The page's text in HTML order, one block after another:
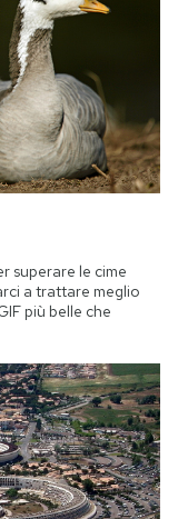
superare le cime
a trattare meglio
più belle che